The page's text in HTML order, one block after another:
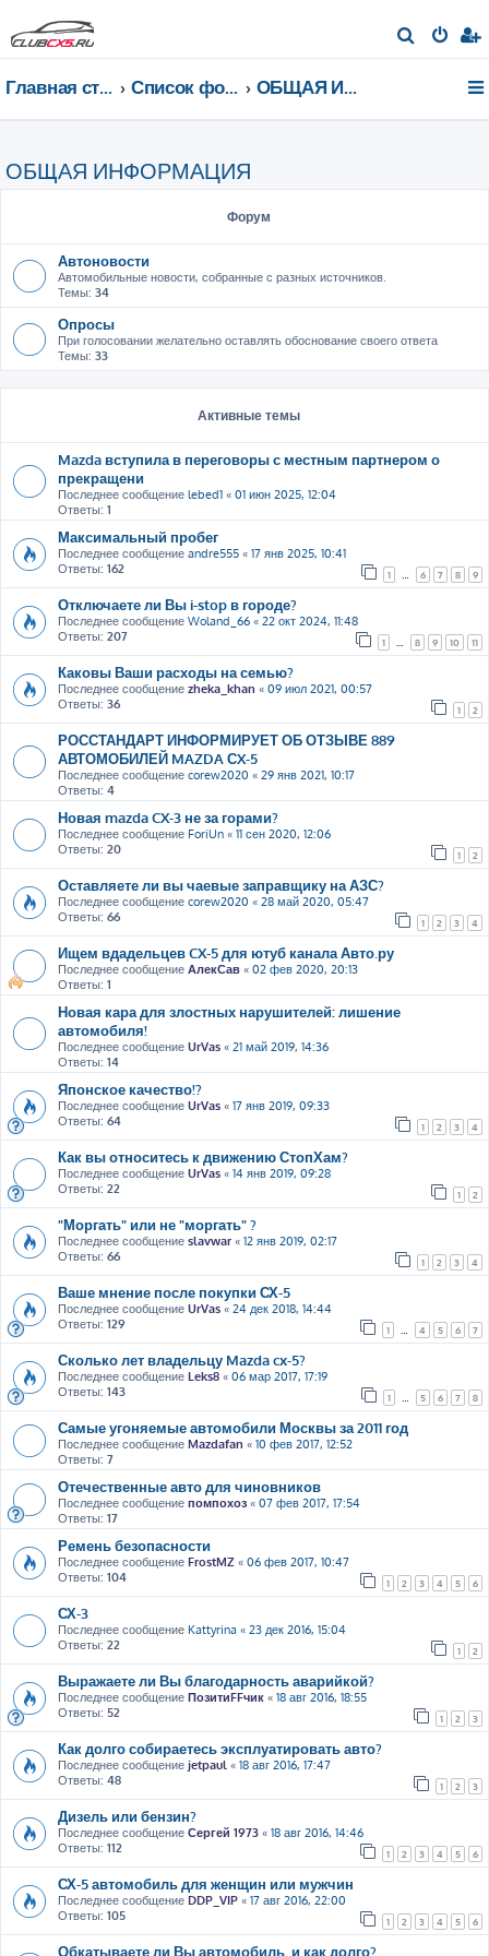
о
Главная страница Список форумов ОБЩАЯ ИНФОРМАЦИЯ
ОБЩАЯ ИНФОРМАЦИЯ
Форум
Автоновости
Автомобильные новости, собранные с разных источников.
Темы: 34
Опросы
При голосовании желательно оставлять обоснование своего ответа
Темы: 33
Активные темы
Mazda вступила в переговоры с местным партнером о
прекращени
Последнее сообщение lebed1 « 01 июн 2025, 12:04
Ответы: 1
Максимальный пробег
Последнее сообщение andre555 « 17 янв 2025, 10:41
Ответы: 162 1 6 7 8 9
Отключаете ли Вы i-stop в городе?
Последнее сообщение Woland_66 « 22 окт 2024, 11:48
Ответы: 207 1 8 9 10 11
Каковы Ваши расходы на семью?
Последнее сообщение zheka_khan « 09 июл 2021, 00:57
Ответы: 36 1 2
РОССТАНДАРТ ИНФОРМИРУЕТ ОБ ОТЗЫВЕ 889
АВТОМОБИЛЕЙ MAZDA СX-5
Последнее сообщение corew2020 « 29 янв 2021, 10:17
Ответы: 4
Новая mazda CX-3 не за горами?
Последнее сообщение ForiUn « 11 сен 2020, 12:06
Ответы: 20 1 2
Оставляете ли вы чаевые заправщику на АЗС?
Последнее сообщение corew2020 « 28 май 2020, 05:47
Ответы: 66 1 2 3 4
Ищем вдадельцев CX-5 для ютуб канала Авто.ру
Последнее сообщение АлекСав « 02 фев 2020, 20:13
Ответы: 1
Новая кара для злостных нарушителей: лишение
автомобиля!
Последнее сообщение UrVas « 21 май 2019, 14:36
Ответы: 14
Японское качество!?
Последнее сообщение UrVas « 17 янв 2019, 09:33
Ответы: 64 1 2 3 4
Как вы относитесь к движению СтопХам?
Последнее сообщение UrVas « 14 янв 2019, 09:28
Ответы: 22 1 2
"Моргать" или не "моргать" ?
Последнее сообщение slavwar« 12 янв 2019, 02:17
Ответы: 66 1 2 3 4
Ваше мнение после покупки СХ-5
Последнее сообщение UrVas « 24 дек 2018, 14:44
Ответы: 129 1 4 5 6 7
Сколько лет владельцу Mazda cx-5?
Последнее сообщение Leks8 « 06 мар 2017, 17:19
Ответы: 143 1 5 6 7 8
Самые угоняемые автомобили Москвы за 2011 год
Последнее сообщение Mazdafan « 10 фев 2017, 12:52
Ответы: 7
Отечественные авто для чиновников
Последнее сообщение помпохоз « 07 фев 2017, 17:54
Ответы: 17
Ремень безопасности
Последнее сообщение FrostMZ « 06 фев 2017, 10:47
Ответы: 104 1 2 3 4 5 6
СХ-3
Последнее сообщение Kattyrina « 23 дек 2016, 15:04
Ответы: 22 1 2
Выражаете ли Вы благодарность аварийкой?
Последнее сообщение ПозитиFFчик « 18 авг 2016, 18:55
Ответы: 52 1 2 3
Как долго собираетесь эксплуатировать авто?
Последнее сообщение jetpaul « 18 авг 2016, 17:47
Ответы: 48 1 2 3
Дизель или бензин?
Последнее сообщение Сергей 1973 « 18 авг 2016, 14:46
Ответы: 112 1 2 3 4 5 6
СХ-5 автомобиль для женщин или мужчин
Последнее сообщение DDP_VIP « 17 авг 2016, 22:00
Ответы: 105 1 2 3 4 5 6
Обкатываете ли Вы автомобиль, и как долго?